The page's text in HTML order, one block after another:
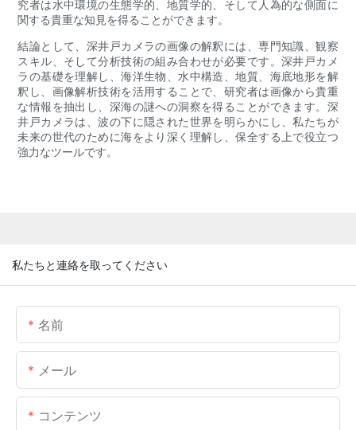
究者は水中環境の生態学的、地質学的、そして人為的な側面に
関する貴重な知見を得ることができます。
結論として、深井戸カメラの画像の解釈には、専門知識、観察
スキル、そして分析技術の組み合わせが必要です。深井戸カメ
ラの基礎を理解し、海洋生物、水中構造、地質、海底地形を解
釈し、画像解析技術を活用することで、研究者は画像から貴重
な情報を抽出し、深海の謎への洞察を得ることができます。深
井戸カメラは、波の下に隠された世界を明らかにし、私たちが
未来の世代のために海をより深く理解し、保全する上で役立つ
強力なツールです。
私たちと連絡を取ってください
名前
メール
コンテンツ